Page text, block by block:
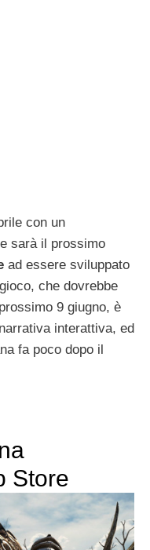
con un
sarà il prossimo
ad essere sviluppato
che dovrebbe
9 giugno, è
interattiva, ed
fa poco dopo il
Store